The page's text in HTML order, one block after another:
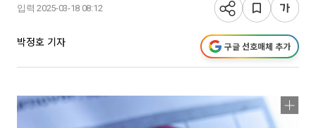
입력 2025-03-18 08:12
박정호 기자 구글 선호매체 추가